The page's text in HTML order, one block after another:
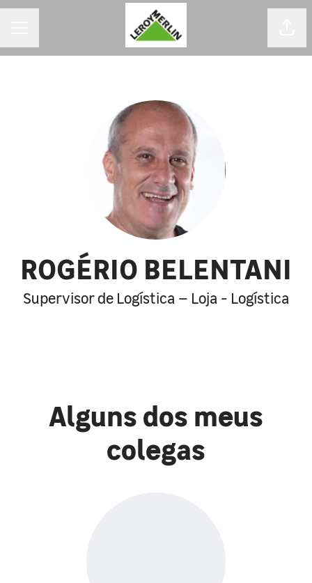
ROGÉRIO BELENTANI
Supervisor de Logística – Loja - Logística
Alguns dos meus
colegas